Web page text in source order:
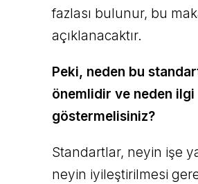
fazlası bulunur, bu
açıklanacaktır.
Peki, neden bu
önemlidir ve neden ilgi
göstermelisiniz?
Standartlar, neyin işe
neyin iyileştirilmesi